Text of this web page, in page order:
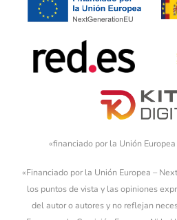
«financiado por la Unión
«Financiado por la Unión Europea –
los puntos de vista y las opiniones
del autor o autores y no reflejan